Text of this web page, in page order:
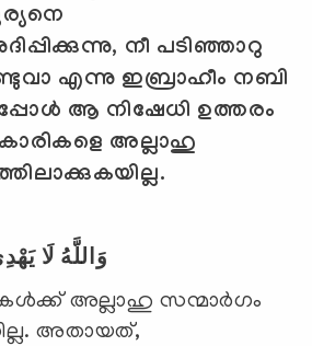
, നീ പടിഞ്ഞാറു
എന്നു ഇബ്രാഹീം നബി
ആ നിഷേധി ഉത്തരം
അല്ലാഹു
وَاللَّهُ لَا
അല്ലാഹു സന്മാര്‍ഗം
അതായത്,